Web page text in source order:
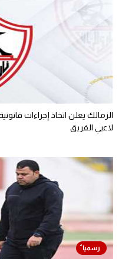
الزمالك يعلن اتخاذ إجراءات
لاعبي الفريق